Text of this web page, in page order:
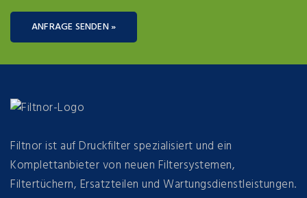
ANFRAGE SENDEN »
Filtnor ist auf Druckfilter spezialisiert und ein
Komplettanbieter von neuen Filtersystemen,
Filtertüchern, Ersatzteilen und Wartungsdienstleistungen.